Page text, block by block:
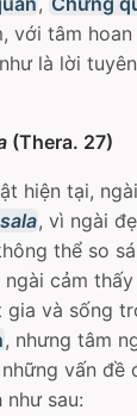
với tâm
là lời
(Thera. 27)
hiện tại,
, vì ngài
thể so
cảm
gia và sống
, nhưng tâm
vấn đề
sau: